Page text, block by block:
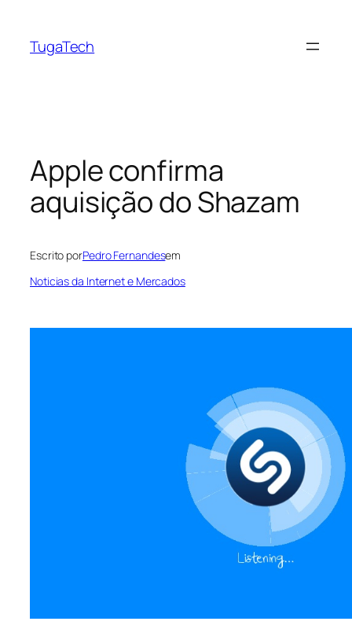
TugaTech
Apple confirma
aquisição do Shazam
Escrito porPedro Fernandesem
Noticias da Internet e Mercados